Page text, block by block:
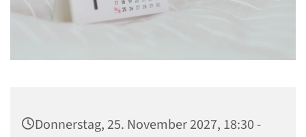
Donnerstag, 25. November 2027, 18:30 -